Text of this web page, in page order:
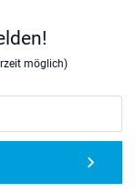
möglich)